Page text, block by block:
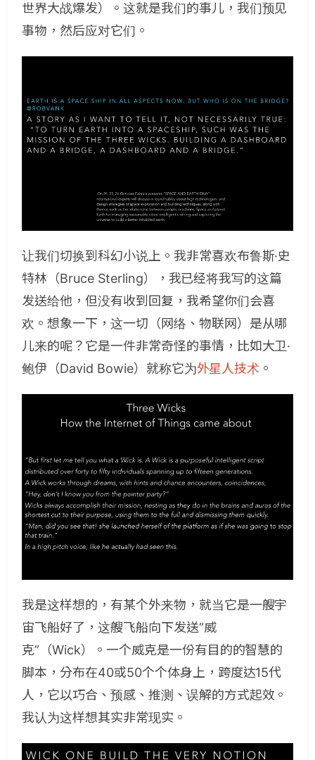
世界大战爆发）。这就是我们的事儿，我们预见
事物，然后应对它们。
让我们切换到科幻小说上。我非常喜欢布鲁斯·史
特林（Bruce Sterling），我已经将我写的这篇
发送给他，但没有收到回复，我希望你们会喜
欢。想象一下，这一切（网络、物联网）是从哪
儿来的呢？它是一件非常奇怪的事情，比如大卫·
鲍伊（David Bowie）就称它为外星人技术 。
我是这样想的，有某个外来物，就当它是一艘宇
宙飞船好了，这艘飞船向下发送“威
克”（Wick）。一个威克是一份有目的的智慧的
脚本，分布在40或50个个体身上，跨度达15代
人，它以巧合、预感、推测、误解的方式起效。
我认为这样想其实非常现实。